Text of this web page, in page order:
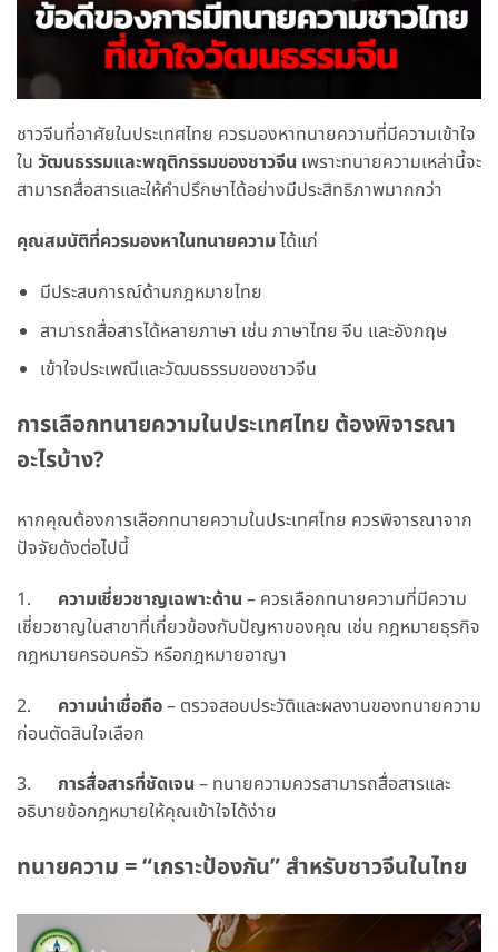
ชาวจีนที่อาศัยในประเทศไทย ควรมองหาทนายความที่มีความเข้าใจ
ใน วัฒนธรรมและพฤติกรรมของชาวจีน เพราะทนายความเหล่านี้จะ
สามารถสื่อสารและให้คำปรึกษาได้อย่างมีประสิทธิภาพมากกว่า
คุณสมบัติที่ควรมองหาในทนายความได้แก่
มีประสบการณ์ด้านกฎหมายไทย
สามารถสื่อสารได้หลายภาษา เช่น ภาษาไทย จีน และอังกฤษ
เข้าใจประเพณีและวัฒนธรรมของชาวจีน
การเลือกทนายความในประเทศไทย ต้องพิจารณา
อะไรบ้าง?
หากคุณต้องการเลือกทนายความในประเทศไทย ควรพิจารณาจาก
ปัจจัยดังต่อไปนี้
1. ความเชี่ยวชาญเฉพาะด้าน – ควรเลือกทนายความที่มีความ
เชี่ยวชาญในสาขาที่เกี่ยวข้องกับปัญหาของคุณ เช่น กฎหมายธุรกิจ
กฎหมายครอบครัว หรือกฎหมายอาญา
2. ความน่าเชื่อถือ– ตรวจสอบประวัติและผลงานของทนายความ
ก่อนตัดสินใจเลือก
3. การสื่อสารที่ชัดเจน – ทนายความควรสามารถสื่อสารและ
อธิบายข้อกฎหมายให้คุณเข้าใจได้ง่าย
ทนายความ = “เกราะป้องกัน” สำหรับชาวจีนในไทย